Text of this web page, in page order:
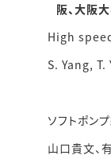
阪、大阪
High speed
S. Yang, T.
ソフトポンプ統
山口貴文、有